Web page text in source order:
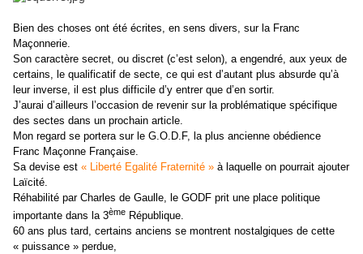
Bien des choses ont été écrites, en sens divers, sur la Franc
Maçonnerie.
Son caractère secret, ou discret (c’est selon), a engendré, aux yeux de
certains, le qualificatif de secte, ce qui est d’autant plus absurde qu’à
leur inverse, il est plus difficile d’y entrer que d’en sortir.
J’aurai d’ailleurs l’occasion de revenir sur la problématique spécifique
des sectes dans un prochain article.
Mon regard se portera sur le G.O.D.F, la plus ancienne obédience
Franc Maçonne Française.
Sa devise est « Liberté Egalité Fraternité » à laquelle on pourrait ajouter
Laïcité.
Réhabilité par Charles de Gaulle, le GODF prit une place politique
importante dans la 3ème République.
60 ans plus tard, certains anciens se montrent nostalgiques de cette
« puissance » perdue,